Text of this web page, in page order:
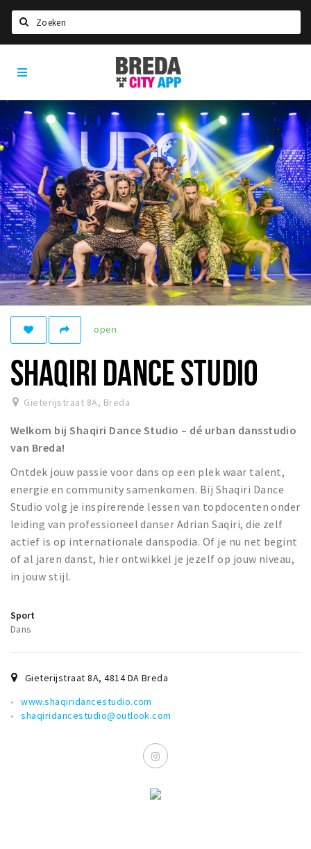
Home
Agenda
Deals
Party pics
Nieuws, interviews & blogs
Eten
Drinken
Slapen
Recreatief
Winkels
Winkelgebieden
Bezienswaardigheden
Musea, theaters & podia
Uitjes & activiteiten
Toeristische routes
Natuurgebieden
Baroniepoorten
Sport
Privacy
Breda
City
App
open
SHAQIRI DANCE STUDIO
Gieterijstraat 8A, Breda
Welkom bij Shaqiri Dance Studio – dé urban dansstudio
van Breda!
Ontdek jouw passie voor dans op een plek waar talent,
energie en community samenkomen. Bij Shaqiri Dance
Studio volg je inspirerende lessen van topdocenten onder
leiding van professioneel danser Adrian Saqiri, die zelf
actief is op internationale danspodia. Of je nu net begint
of al jaren danst, hier ontwikkel je jezelf op jouw niveau,
in jouw stijl.
Sport
Dans
Gieterijstraat 8A,4814 DA Breda
www.shaqiridancestudio.com
shaqiridancestudio@outlook.com